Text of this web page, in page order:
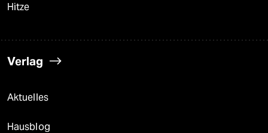
Hitze
Verlag
Aktuelles
Hausblog